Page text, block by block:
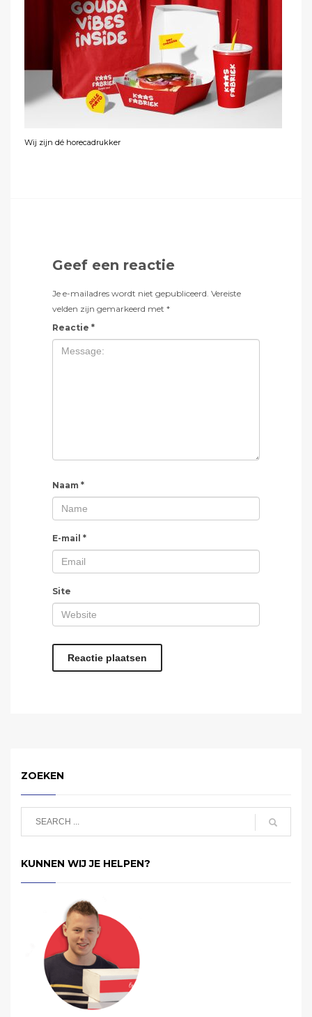
Wij zijn dé horecadrukker
Geef een reactie
Je e-mailadres wordt niet gepubliceerd. Vereiste
velden zijn gemarkeerd met *
Reactie *
Naam *
E-mail *
Site
ZOEKEN
KUNNEN WIJ JE HELPEN?